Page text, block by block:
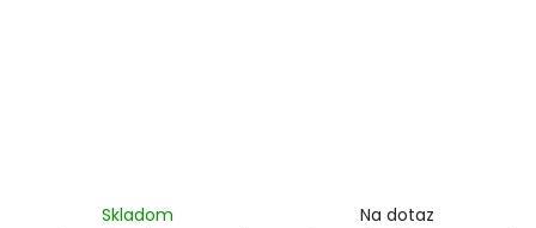
Skladom Na dotaz